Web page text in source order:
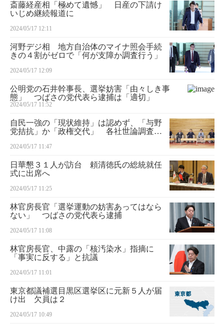
斎藤経産相「極めて遺憾」 日産の下請け
いじめ継続報道に
2024/05/17 12:11
河野デジ相 地方自治体のマイナ照会手続
きの４割がゼロで「何が支障か調査行う」
2024/05/17 12:09
公明党の石井幹事長、選挙妨害「由々しき事
態」 つばさの党代表ら逮捕は「適切」
2024/05/17 11:52
自民一強の「現状維持」は認めず、「与野
党拮抗」か「政権交代」 各社世論調査分
2024/05/17 11:47
日華懇３１人が訪台 頼清徳氏の総統就任
式に出席へ
2024/05/17 11:25
林官房長官「選挙運動の妨害あってはなら
ない」 つばさの党代表ら逮捕
2024/05/17 11:08
林官房長官、中露の「核汚染水」指摘に
「事実に反する」と抗議
2024/05/17 11:01
東京都議補選目黒区選挙区に元新５人が届
け出 欠員は２
2024/05/17 10:49